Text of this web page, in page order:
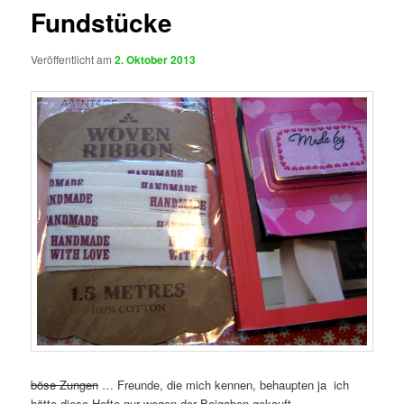
Fundstücke
Veröffentlicht am2. Oktober 2013
böse Zungen … Freunde, die mich kennen, behaupten ja ich